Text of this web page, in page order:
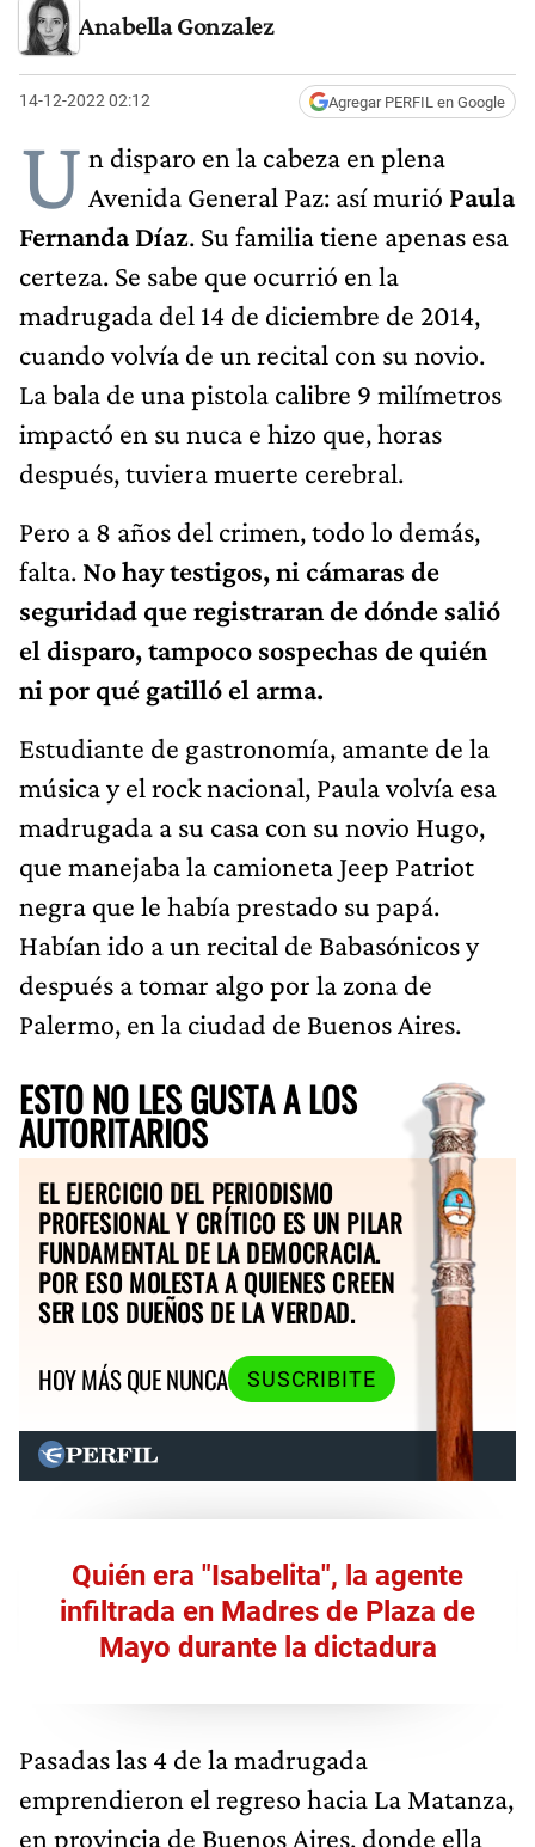
Anabella Gonzalez
14-12-2022 02:12 Agregar PERFIL en Google
U n disparo en la cabeza en plena
Avenida General Paz: así murió Paula
Fernanda Díaz. Su familia tiene apenas esa
certeza. Se sabe que ocurrió en la
madrugada del 14 de diciembre de 2014,
cuando volvía de un recital con su novio.
La bala de una pistola calibre 9 milímetros
impactó en su nuca e hizo que, horas
después, tuviera muerte cerebral.
Pero a 8 años del crimen, todo lo demás,
falta. No hay testigos, ni cámaras de
seguridad que registraran de dónde salió
el disparo, tampoco sospechas de quién
ni por qué gatilló el arma.
Estudiante de gastronomía, amante de la
música y el rock nacional, Paula volvía esa
madrugada a su casa con su novio Hugo,
que manejaba la camioneta Jeep Patriot
negra que le había prestado su papá.
Habían ido a un recital de Babasónicos y
después a tomar algo por la zona de
Palermo, en la ciudad de Buenos Aires.
ESTO NO LES GUSTA A LOS
AUTORITARIOS
EL EJERCICIO DEL PERIODISMO
PROFESIONAL Y CRÍTICO ES UN PILAR
FUNDAMENTAL DE LA DEMOCRACIA.
POR ESO MOLESTA A QUIENES CREEN
SER LOS DUEÑOS DE LA VERDAD.
HOY MÁS QUE NUNCA
SUSCRIBITE
Quién era "Isabelita", la agente
infiltrada en Madres de Plaza de
Mayo durante la dictadura
Pasadas las 4 de la madrugada
emprendieron el regreso hacia La Matanza,
en provincia de Buenos Aires, donde ella